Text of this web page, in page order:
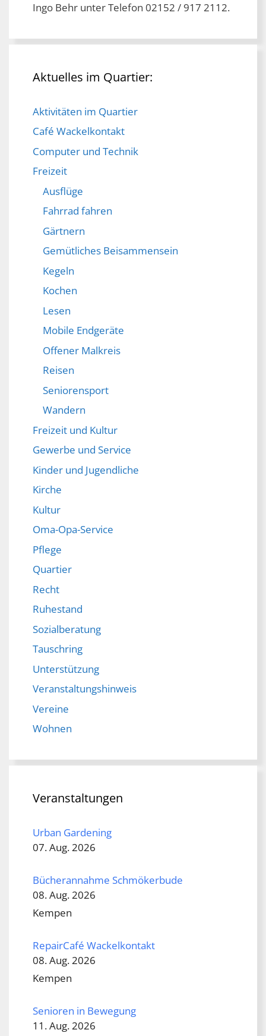
Ingo Behr unter Telefon 02152 / 917 2112.
Aktuelles im Quartier:
Aktivitäten im Quartier
Café Wackelkontakt
Computer und Technik
Freizeit
Ausflüge
Fahrrad fahren
Gärtnern
Gemütliches Beisammensein
Kegeln
Kochen
Lesen
Mobile Endgeräte
Offener Malkreis
Reisen
Seniorensport
Wandern
Freizeit und Kultur
Gewerbe und Service
Kinder und Jugendliche
Kirche
Kultur
Oma-Opa-Service
Pflege
Quartier
Recht
Ruhestand
Sozialberatung
Tauschring
Unterstützung
Veranstaltungshinweis
Vereine
Wohnen
Veranstaltungen
Urban Gardening
07. Aug. 2026
Bücherannahme Schmökerbude
08. Aug. 2026
Kempen
RepairCafé Wackelkontakt
08. Aug. 2026
Kempen
Senioren in Bewegung
11. Aug. 2026